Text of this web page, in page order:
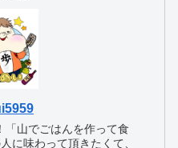
「山でごはんを作って食
に味わって頂きたくて、